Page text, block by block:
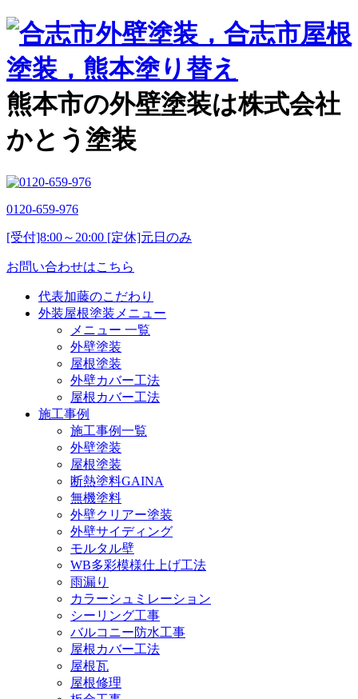
熊本市の外壁塗装は株式会社
かとう塗装
0120-659-976
[受付]8:00～20:00 [定休]元日のみ
お問い合わせはこちら
代表加藤のこだわり
外装屋根塗装メニュー
メニュー 一覧
外壁塗装
屋根塗装
外壁カバー工法
屋根カバー工法
施工事例
施工事例一覧
外壁塗装
屋根塗装
断熱塗料GAINA
無機塗料
外壁クリアー塗装
外壁サイディング
モルタル壁
WB多彩模様仕上げ工法
雨漏り
カラーシュミレーション
シーリング工事
バルコニー防水工事
屋根カバー工法
屋根瓦
屋根修理